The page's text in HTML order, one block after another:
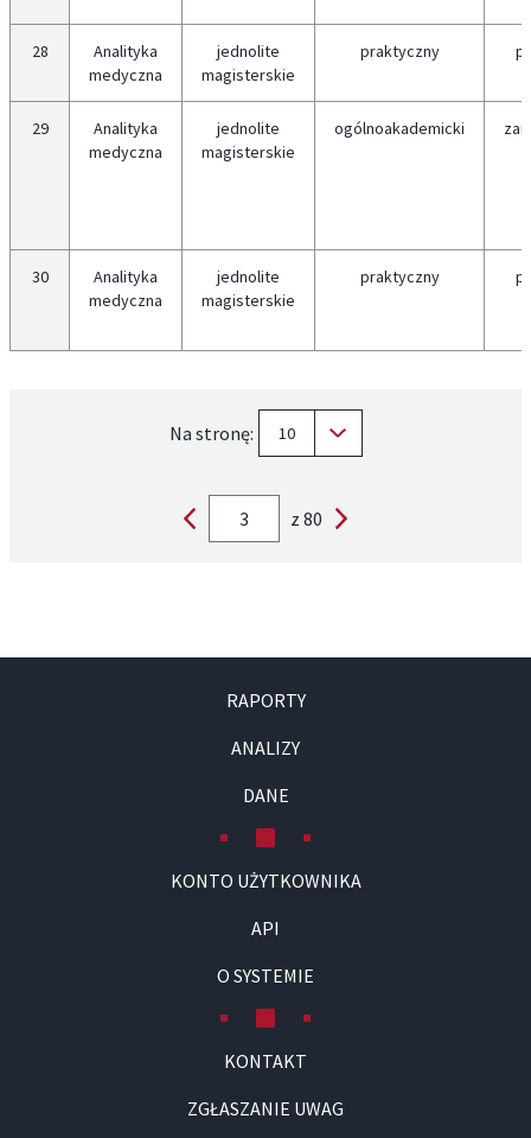
28
Analityka
medyczna
jednolite
magisterskie
praktyczny
29
Analityka
medyczna
jednolite
magisterskie
ogólnoakademicki
30
Analityka
medyczna
jednolite
magisterskie
praktyczny
Na stronę: 10
z 80
RAPORTY
ANALIZY
DANE
KONTO UŻYTKOWNIKA
API
O SYSTEMIE
KONTAKT
ZGŁASZANIE UWAG